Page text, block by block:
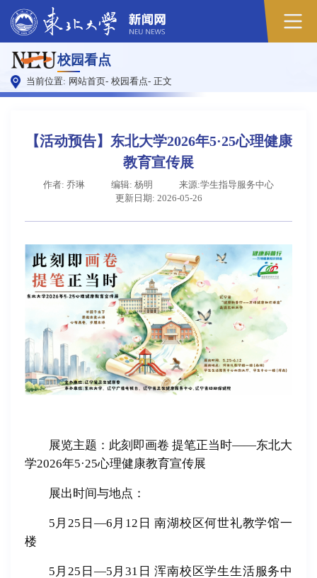
校园看点
当前位置: 网站首页- 校园看点- 正文
【活动预告】东北大学2026年5·25心理健康
教育宣传展
作者: 乔琳 编辑: 杨明
来源:学生指导服务中心
更新日期: 2026-05-26
展览主题：此刻即画卷 提笔正当时——东北大
学2026年5·25心理健康教育宣传展
展出时间与地点：
5月25日—6月12日 南湖校区何世礼教学馆一
楼
5月25日 —5月31日 浑南校区学生生活服务中
原